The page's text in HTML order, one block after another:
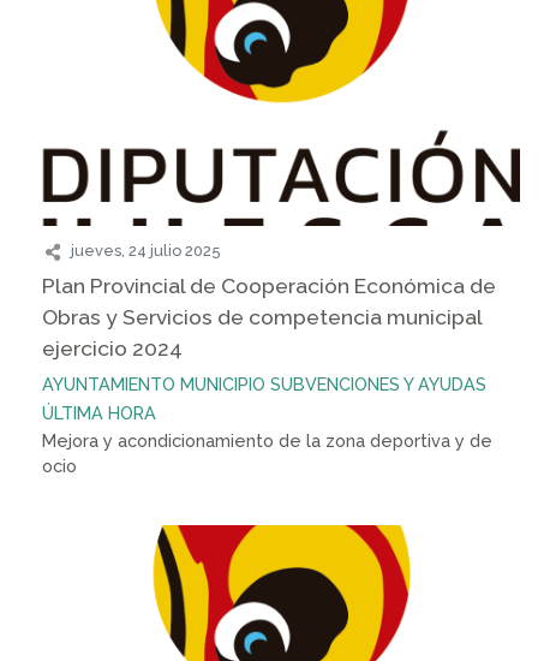
jueves, 24 julio 2025
Plan Provincial de Cooperación Económica de
Obras y Servicios de competencia municipal
ejercicio 2024
AYUNTAMIENTO MUNICIPIO SUBVENCIONES Y AYUDAS
ÚLTIMA HORA
Mejora y acondicionamiento de la zona deportiva y de
ocio